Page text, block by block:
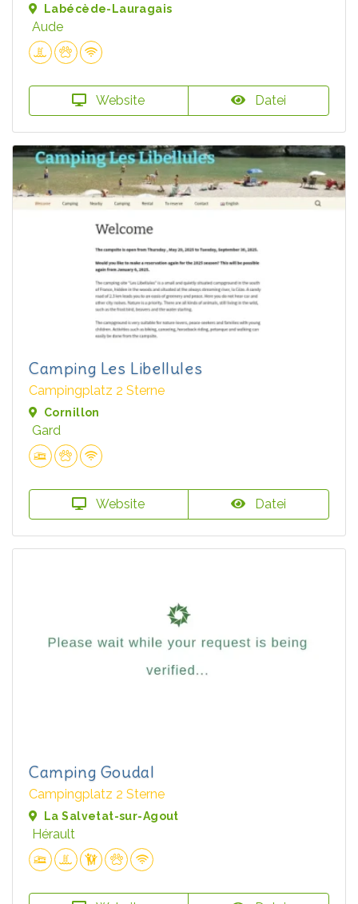
Labécède-Lauragais
Aude
Website Datei
Camping Les Libellules
Campingplatz 2 Sterne
Cornillon
Gard
Website Datei
Camping Goudal
Campingplatz 2 Sterne
La Salvetat-sur-Agout
Hérault